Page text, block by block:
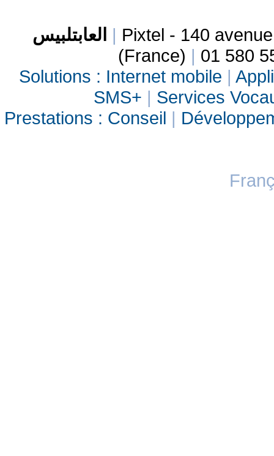
العابتلبيس | Pixtel - 140
(France) | 01 580
Solutions : Internet mobile |
SMS+ | Services
Prestations : Conseil |